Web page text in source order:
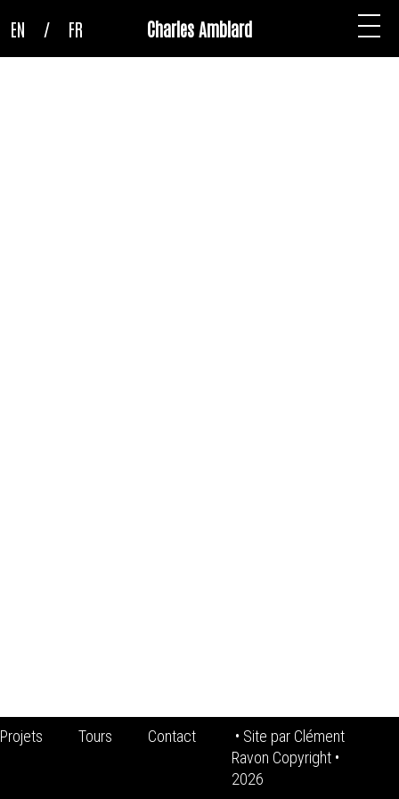
Charles Amblard
EN / FR
Projets Tours Contact • Site par Clément
Ravon Copyright •
2026